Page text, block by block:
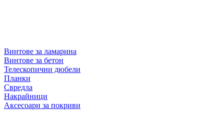
Винтове за ламарина
Винтове за бетон
Телескопични дюбели
Планки
Свредла
Накрайници
Аксесоари за покриви